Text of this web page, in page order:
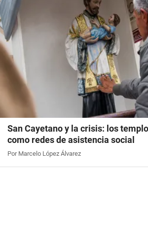
San Cayetano y la crisis: los
como redes de asistencia social
Por Marcelo López Álvarez